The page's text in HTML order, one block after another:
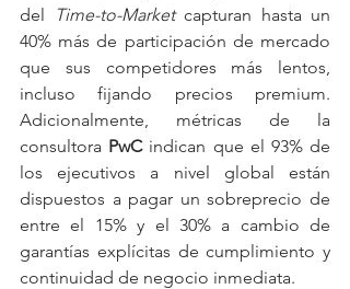
del
Time-to-Market capturan hasta un
40% más de participación de mercado
que sus competidores más lentos,
incluso fijando precios premium.
Adicionalmente, métricas de la
consultora PwC indican que el 93% de
los ejecutivos a nivel global están
dispuestos a pagar un sobreprecio de
entre el 15% y el 30% a cambio de
garantías explícitas de cumplimiento y
continuidad de negocio inmediata.